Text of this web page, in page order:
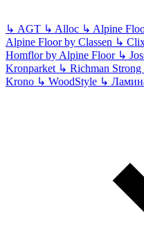
↳ AGT ↳ Alloc ↳ Alpine
Alpine Floor by Classen ↳
Homflor by Alpine Floor ↳
Kronparket ↳ Richman Strong
Krono ↳ WoodStyle ↳